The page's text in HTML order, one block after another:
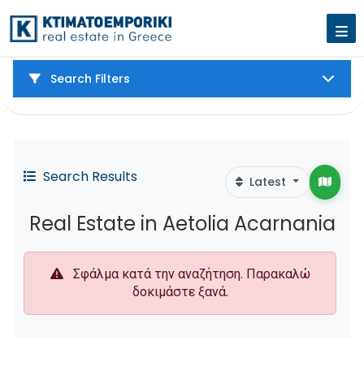
Search Filters
Search Results Latest
Real Estate in Aetolia Acarnania
Σφάλμα κατά την αναζήτηση. Παρακαλώ
δοκιμάστε ξανά.